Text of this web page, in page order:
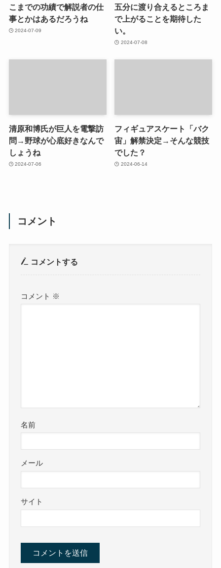
こまでの功績で解説者の仕
事とかはあるだろうね
2024-07-09
五分に渡り合えるところま
で上がることを期待した
い。
2024-07-08
清原和博氏が巨人を電撃訪
問→野球が心底好きなんで
しょうね
2024-07-06
フィギュアスケート「バク
宙」解禁決定→そんな競技
でした？
2024-06-14
コメント
コメントする
コメント ※
名前
メール
サイト